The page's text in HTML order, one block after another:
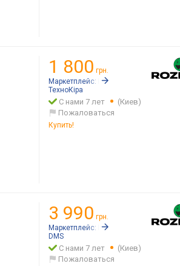
1 800 грн.
Маркетплейс:
Rozetka.ua
ТехноКіра
С нами 7 лет
(Киев)
Пожаловаться
Купить!
3 990 грн.
Маркетплейс:
Rozetka.ua
DMS
С нами 7 лет
(Киев)
Пожаловаться